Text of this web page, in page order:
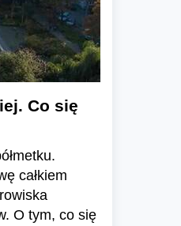
Co się
całkiem
O tym, co się